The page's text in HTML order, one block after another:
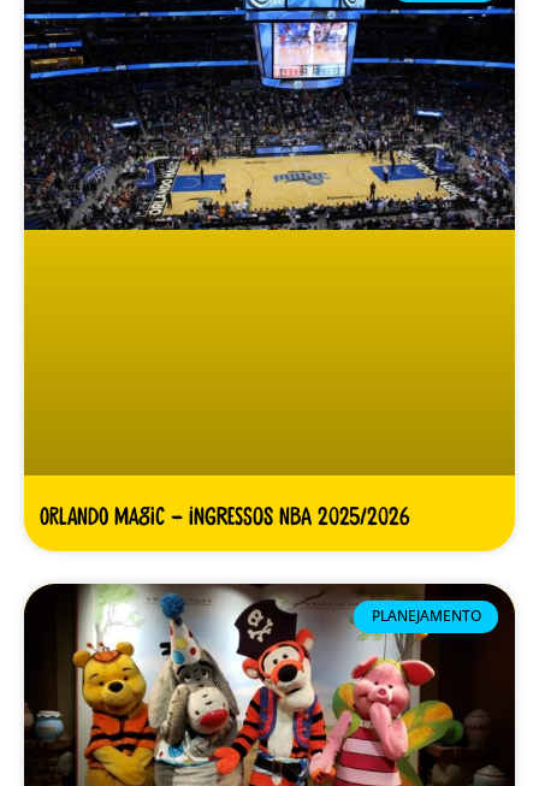
Orlando Magic – Ingressos NBA 2025/2026
PLANEJAMENTO